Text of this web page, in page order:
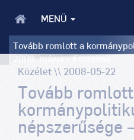
MENÜ
Tovább romlott a
2008. május - Forsense
Közélet \\ 2008-05-22
Tovább
népszerűsége